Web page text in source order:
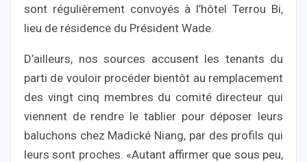
sont régulièrement convoyés à l’hôtel Terrou Bi,
lieu de résidence du Président Wade.
D’ailleurs, nos sources accusent les tenants du
parti de vouloir procéder bientôt au remplacement
des vingt cinq membres du comité directeur qui
viennent de rendre le tablier pour déposer leurs
baluchons chez Madické Niang, par des profils qui
leurs sont proches. «Autant affirmer que sous peu,